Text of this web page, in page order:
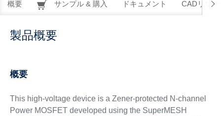
概要 サンプル & 購入 ドキュメント CADリソー
製品概要
概要
This high-voltage device is a Zener-protected N-channel
Power MOSFET developed using the SuperMESH